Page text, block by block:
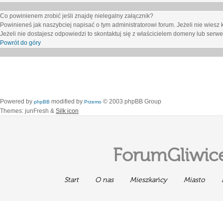
Co powinienem zrobić jeśli znajdę nielegalny załącznik?
Powinieneś jak naszybciej napisać o tym administratorowi forum. Jeżeli nie
Jeżeli nie dostajesz odpowiedzi to skontaktuj się z właścicielem domeny lub
Powrót do góry
Powered by phpBB modified by Przemo © 2003 phpBB Group
Themes: junFresh & Silk icon
Start O nas Mieszkańcy Miasto